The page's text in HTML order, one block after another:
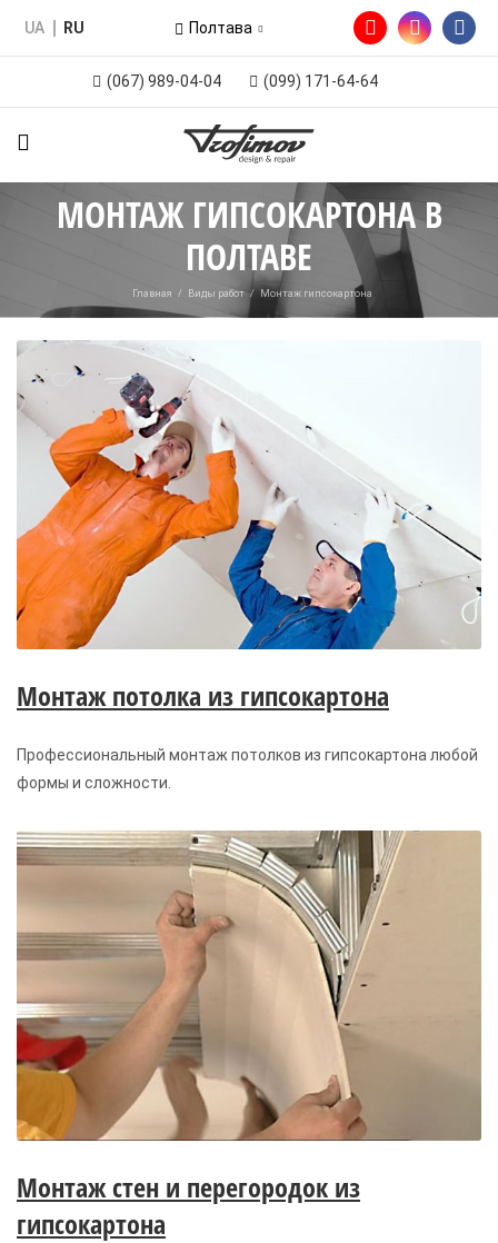
(067) 989-04-04 (099) 171-64-64
UA RU Полтава
МОНТАЖ ГИПСОКАРТОНА В
ПОЛТАВЕ
Главная / Виды работ / Монтаж гипсокартона
Монтаж потолка из гипсокартона
Профессиональный монтаж потолков из гипсокартона любой
формы и сложности.
Монтаж стен и перегородок из
гипсокартона